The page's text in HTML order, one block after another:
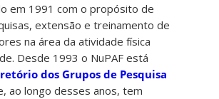
em 1991 com o propósito de
extensão e treinamento de
na área da atividade física
Desde 1993 o NuPAF está
dos Grupos de Pesquisa
ao longo desses anos, tem